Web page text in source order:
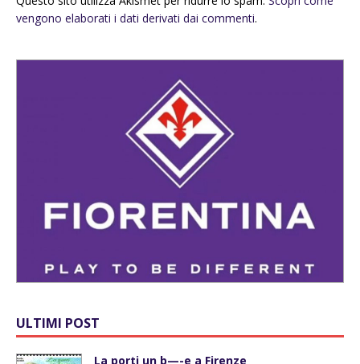
vengono elaborati i dati derivati dai commenti.
ULTIMI POST
La porti un b—-e a Firenze